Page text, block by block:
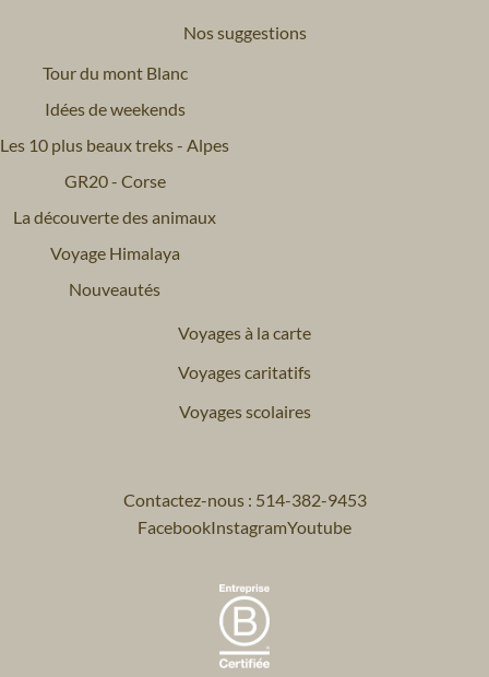
Nos suggestions
Tour du mont Blanc
Idées de weekends
Les 10 plus beaux treks - Alpes
GR20 - Corse
La découverte des animaux
Voyage Himalaya
Nouveautés
Voyages à la carte
Voyages caritatifs
Voyages scolaires
Contactez-nous : 514-382-9453
FacebookInstagramYoutube